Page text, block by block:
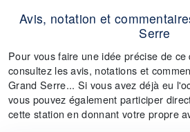
Avis, notation et
Serre
Pour vous faire une idée précise de ce
consultez les avis, notations et
Grand Serre... Si vous avez déjà eu
vous pouvez également participer
cette station en donnant votre propre